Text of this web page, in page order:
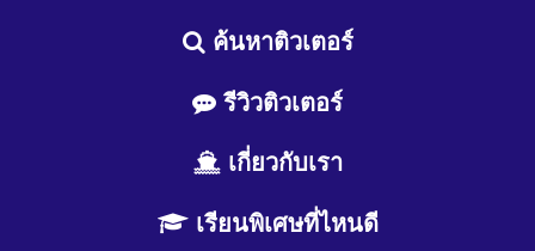
ค้นหาติวเตอร์
รีวิวติวเตอร์
เกี่ยวกับเรา
เรียนพิเศษที่ไหนดี